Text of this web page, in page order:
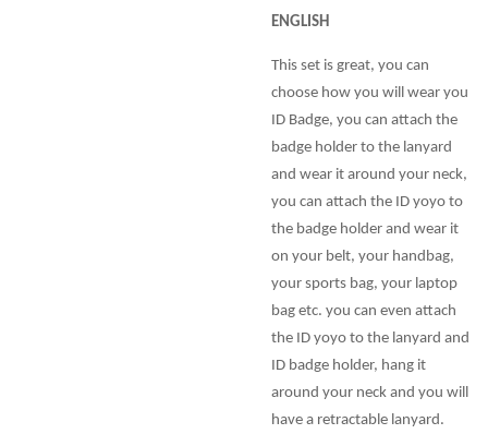
ENGLISH
This set is great, you can
choose how you will wear you
ID Badge, you can attach the
badge holder to the lanyard
and wear it around your neck,
you can attach the ID yoyo to
the badge holder and wear it
on your belt, your handbag,
your sports bag, your laptop
bag etc. you can even attach
the ID yoyo to the lanyard and
ID badge holder, hang it
around your neck and you will
have a retractable lanyard.